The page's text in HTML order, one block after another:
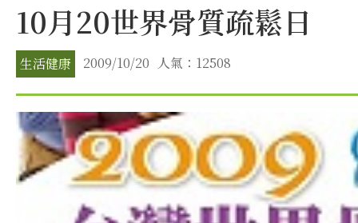
10月20世界骨質疏鬆日
生活健康 2009/10/20 人氣：12508